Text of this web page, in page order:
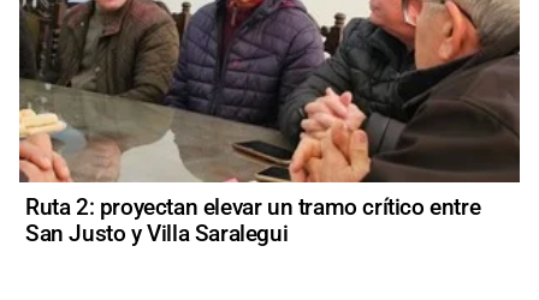
Ruta 2: proyectan elevar un tramo crítico entre
San Justo y Villa Saralegui